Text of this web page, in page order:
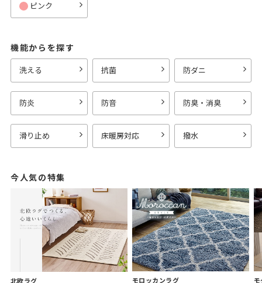
ピンク
機能からを探す
洗える 抗菌 防ダニ
防炎 防音 防臭・消臭
滑り止め 床暖房対応 撥水
今人気の特集
北欧ラグ モロッカンラグ